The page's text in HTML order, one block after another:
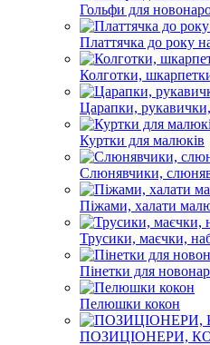
Гольфи для
Платтячка до року
Колготки,
Царапки,
Куртки для малюків
Слюнявчики,
Піжами, халати
Трусики, маєчки,
Пінетки для
Пелюшки кокон
ПОЗИЦІОНЕРИ,